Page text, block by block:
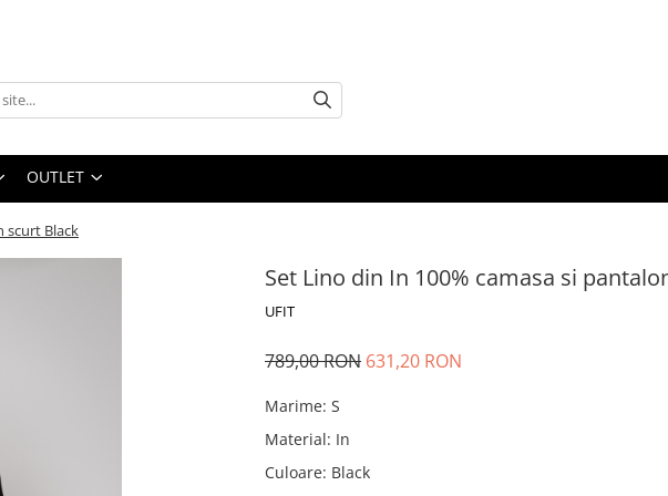
OUTLET
scurt Black
Set Lino din In 100% camasa si
UFIT
789,00 RON 631,20 RON
Marime: S
Material: In
Culoare: Black